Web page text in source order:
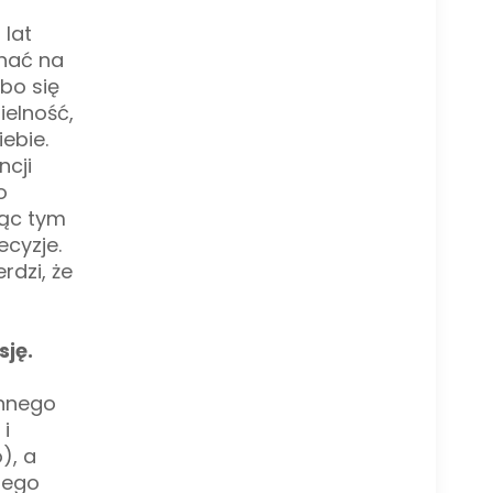
lat
na
się
tym
że
a